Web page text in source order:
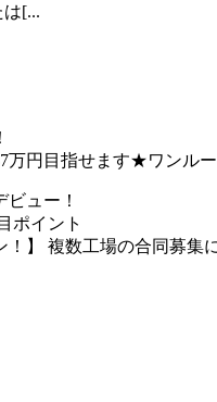
[...
万円目指せます★ワンル
ュー！
ポイント
！】 複数工場の合同募集